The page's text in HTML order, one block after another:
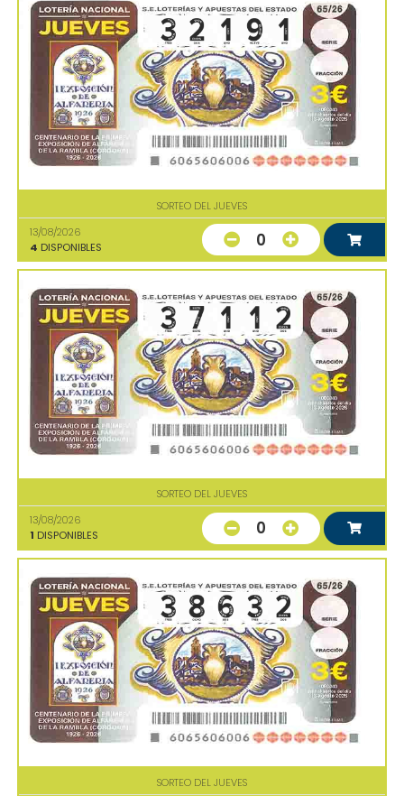
SORTEO DEL JUEVES
13/08/2026
4 DISPONIBLES 0
SORTEO DEL JUEVES
13/08/2026
1 DISPONIBLES 0
SORTEO DEL JUEVES